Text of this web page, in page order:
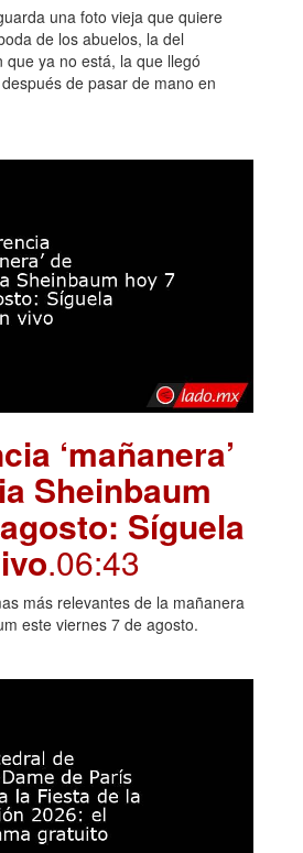
una foto vieja que quiere
de los abuelos, la del
que ya no está, la que llegó
de pasar de mano en
‘mañanera’
Sheinbaum
Síguela
.06:43
más relevantes de la mañanera
este viernes 7 de agosto.